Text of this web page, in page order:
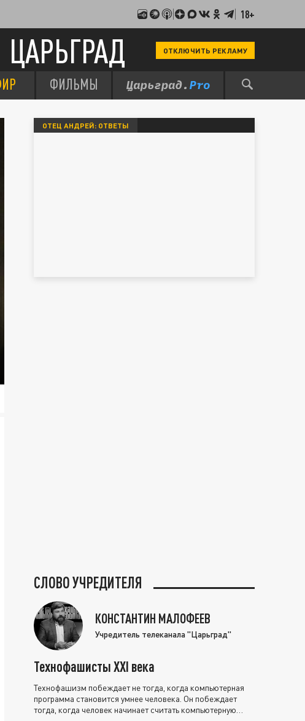
18+
ЦАРЬГРАД ОТКЛЮЧИТЬ РЕКЛАМУ
ФИЛЬМЫ
ОТЕЦ АНДРЕЙ: ОТВЕТЫ
СЛОВО УЧРЕДИТЕЛЯ
КОНСТАНТИН МАЛОФЕЕВ
Учредитель телеканала "Царьград"
Технофашисты XXI века
Технофашизм побеждает не тогда, когда компьютерная
программа становится умнее человека. Он побеждает
тогда, когда человек начинает считать компьютерную